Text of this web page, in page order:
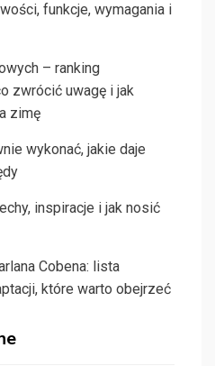
funkcje, wymagania i
– ranking
zwrócić uwagę i jak
zimę
wykonać, jakie daje
inspiracje i jak nosić
Cobena: lista
które warto obejrzeć